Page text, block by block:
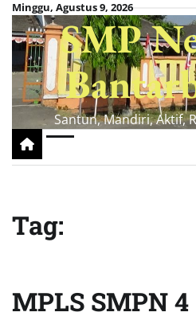
Skip
content
Minggu, Agustus 9, 2026
SMP
Santun, Mandiri, Aktif,
Tag:
MPLS SMPN 4